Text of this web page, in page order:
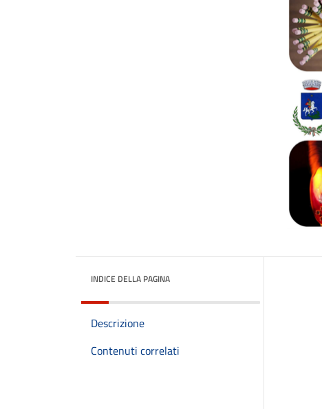
INDICE DELLA PAGINA
Descrizione
Contenuti correlati